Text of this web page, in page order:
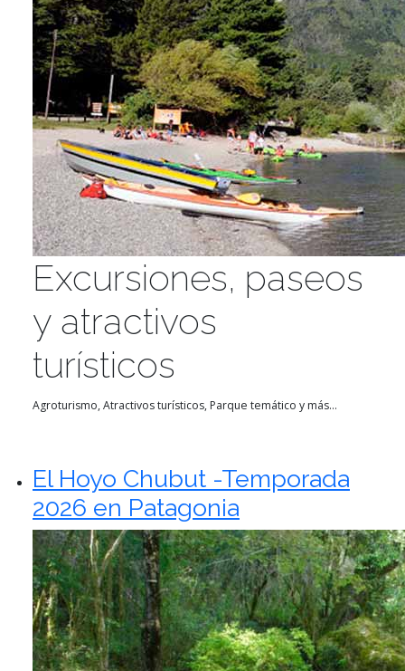
Excursiones, paseos
y atractivos
turísticos
Agroturismo, Atractivos turísticos, Parque temático y más...
El Hoyo Chubut -Temporada
2026 en Patagonia